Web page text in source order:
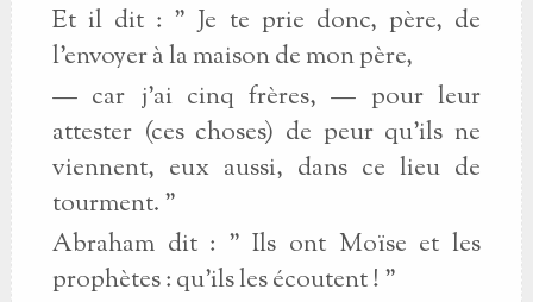
Et il dit : " Je te prie donc, père, de
l'envoyer à la maison de mon père,
— car j'ai cinq frères, — pour leur
attester (ces choses) de peur qu'ils ne
viennent, eux aussi, dans ce lieu de
tourment. "
Abraham dit : " Ils ont Moïse et les
prophètes : qu'ils les écoutent ! "